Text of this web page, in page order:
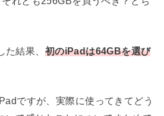
結果、 初のiPadは64GBを選び
ですが、実際に使ってきてどう